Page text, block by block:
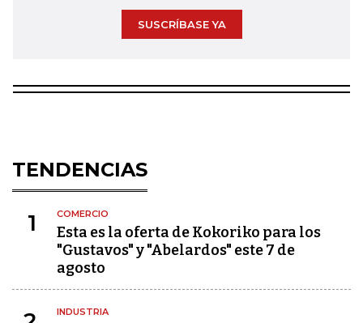
SUSCRÍBASE YA
TENDENCIAS
1 COMERCIO
Esta es la oferta de Kokoriko para los
"Gustavos" y "Abelardos" este 7 de
agosto
INDUSTRIA